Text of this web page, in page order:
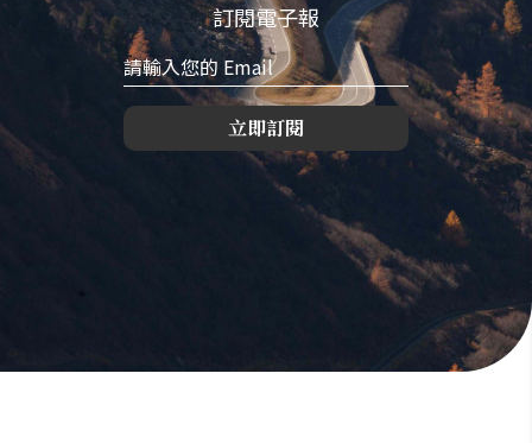
訂閱電子報
立即訂閱